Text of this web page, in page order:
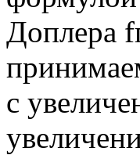
Доплера
с